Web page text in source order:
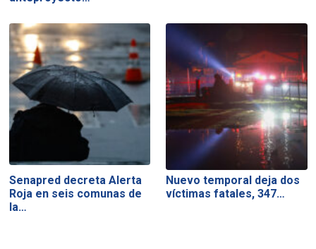
Senapred decreta Alerta
Roja en seis comunas de
la…
Nuevo temporal deja dos
víctimas fatales, 347…